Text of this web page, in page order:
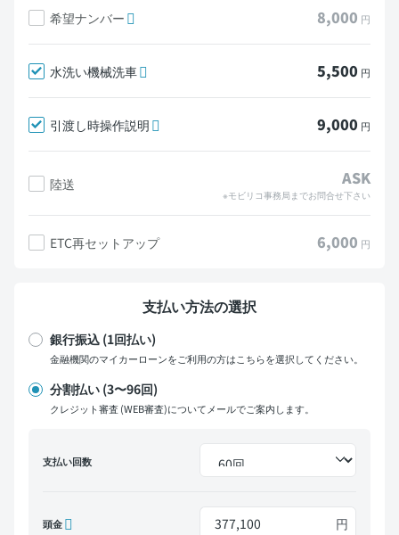
希望ナンバー 8,000 円
水洗い機械洗車 5,500 円
引渡し時操作説明 9,000 円
陸送 ASK
※モビリコ事務局までお問合せ下さい
ETC再セットアップ 6,000 円
支払い方法の選択
銀行振込 (1回払い)
金融機関のマイカーローンをご利用の方はこちらを選択してください。
分割払い (3〜96回)
クレジット審査 (WEB審査)についてメールでご案内します。
支払い回数
頭金 円